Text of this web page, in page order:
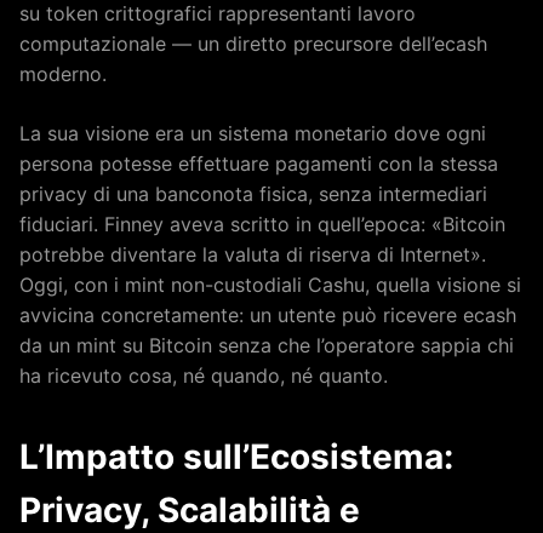
su token crittografici rappresentanti lavoro
computazionale — un diretto precursore dell’ecash
moderno.
La sua visione era un sistema monetario dove ogni
persona potesse effettuare pagamenti con la stessa
privacy di una banconota fisica, senza intermediari
fiduciari. Finney aveva scritto in quell’epoca: «Bitcoin
potrebbe diventare la valuta di riserva di Internet».
Oggi, con i mint non-custodiali Cashu, quella visione si
avvicina concretamente: un utente può ricevere ecash
da un mint su Bitcoin senza che l’operatore sappia chi
ha ricevuto cosa, né quando, né quanto.
L’Impatto sull’Ecosistema:
Privacy, Scalabilità e